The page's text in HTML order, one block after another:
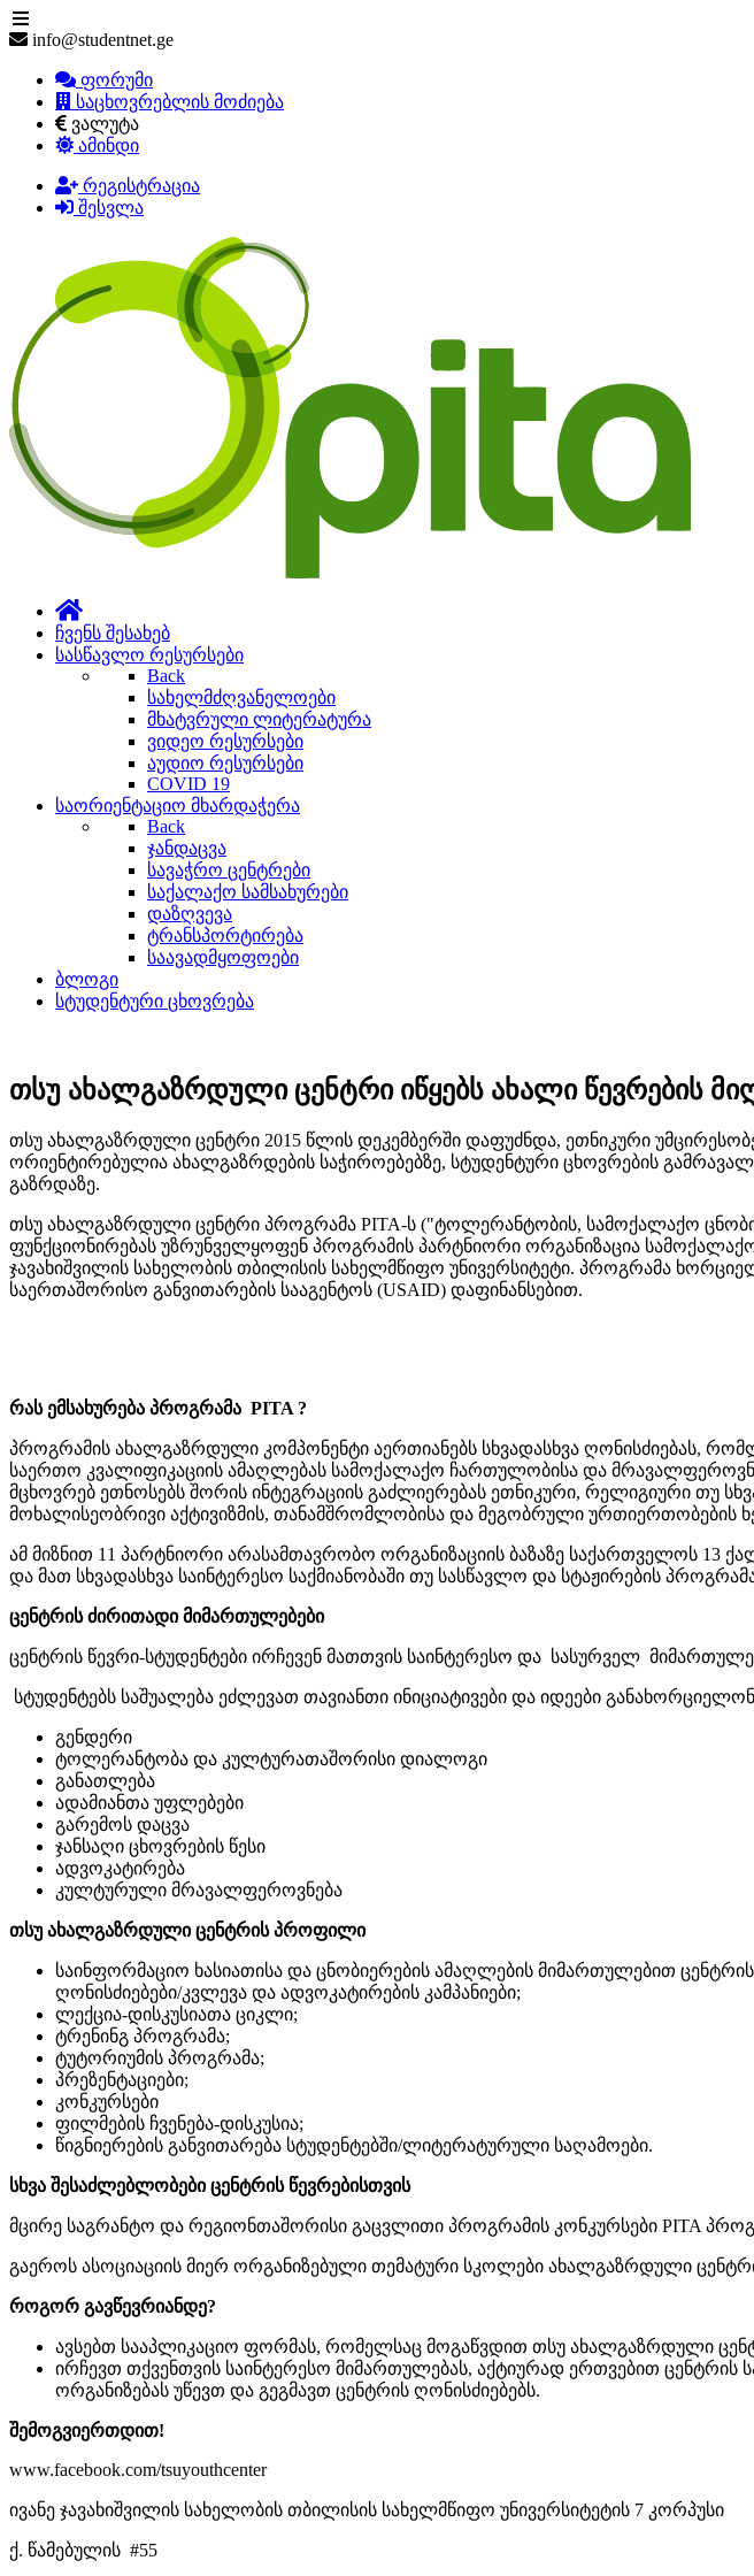
info@studentnet.ge
ფორუმი
საცხოვრებლის მოძიება
ვალუტა
ამინდი
რეგისტრაცია
შესვლა
ჩვენს შესახებ
სასწავლო რესურსები
Back
სახელმძღვანელოები
მხატვრული ლიტერატურა
ვიდეო რესურსები
აუდიო რესურსები
COVID 19
საორიენტაციო მხარდაჭერა
Back
ჯანდაცვა
სავაჭრო ცენტრები
საქალაქო სამსახურები
დაზღვევა
ტრანსპორტირება
საავადმყოფოები
ბლოგი
სტუდენტური ცხოვრება
თსუ ახალგაზრდული ცენტრი იწყებს ახალი წევრების
თსუ ახალგაზრდული ცენტრი 2015 წლის დეკემბერში დაფუძნდა, ეთნიკური
ორიენტირებულია ახალგაზრდების საჭიროებებზე, სტუდენტური ცხოვრების
გაზრდაზე.
თსუ ახალგაზრდული ცენტრი პროგრამა PITA-ს ("ტოლერანტობის, სამოქალაქო
ფუნქციონირებას უზრუნველყოფენ პროგრამის პარტნიორი ორგანიზაცია
ჯავახიშვილის სახელობის თბილისის სახელმწიფო უნივერსიტეტი. პროგრამა
საერთაშორისო განვითარების სააგენტოს (USAID) დაფინანსებით.
რას ემსახურება პროგრამა PITA ?
პროგრამის ახალგაზრდული კომპონენტი აერთიანებს სხვადასხვა ღონისძიებას,
საერთო კვალიფიკაციის ამაღლებას სამოქალაქო ჩართულობისა და
მცხოვრებ ეთნოსებს შორის ინტეგრაციის გაძლიერებას ეთნიკური, რელიგიური თუ
მოხალისეობრივი აქტივიზმის, თანამშრომლობისა და მეგობრული ურთიერთობების
ამ მიზნით 11 პარტნიორი არასამთავრობო ორგანიზაციის ბაზაზე საქართველოს
და მათ სხვადასხვა საინტერესო საქმიანობაში თუ სასწავლო და სტაჟირების
ცენტრის ძირითადი მიმართულებები
ცენტრის წევრი-სტუდენტები ირჩევენ მათთვის საინტერესო და სასურველ
სტუდენტებს საშუალება ეძლევათ თავიანთი ინიციატივები და იდეები
გენდერი
ტოლერანტობა და კულტურათაშორისი დიალოგი
განათლება
ადამიანთა უფლებები
გარემოს დაცვა
ჯანსაღი ცხოვრების წესი
ადვოკატირება
კულტურული მრავალფეროვნება
თსუ ახალგაზრდული ცენტრის პროფილი
საინფორმაციო ხასიათისა და ცნობიერების ამაღლების მიმართულებით
ღონისძიებები/კვლევა და ადვოკატირების კამპანიები;
ლექცია-დისკუსიათა ციკლი;
ტრენინგ პროგრამა;
ტუტორიუმის პროგრამა;
პრეზენტაციები;
კონკურსები
ფილმების ჩვენება-დისკუსია;
წიგნიერების განვითარება სტუდენტებში/ლიტერატურული საღამოები.
სხვა შესაძლებლობები ცენტრის წევრებისთვის
მცირე საგრანტო და რეგიონთაშორისი გაცვლითი პროგრამის კონკურსები PITA
გაეროს ასოციაციის მიერ ორგანიზებული თემატური სკოლები ახალგაზრდული
როგორ გავწევრიანდე?
ავსებთ სააპლიკაციო ფორმას, რომელსაც მოგაწვდით თსუ ახალგაზრდული
ირჩევთ თქვენთვის საინტერესო მიმართულებას, აქტიურად ერთვებით ცენტრის
ორგანიზებას უწევთ და გეგმავთ ცენტრის ღონისძიებებს.
შემოგვიერთდით!
www.facebook.com/tsuyouthcenter
ივანე ჯავახიშვილის სახელობის თბილისის სახელმწიფო უნივერსიტეტის 7 კორპუსი
ქ. წამებულის #55